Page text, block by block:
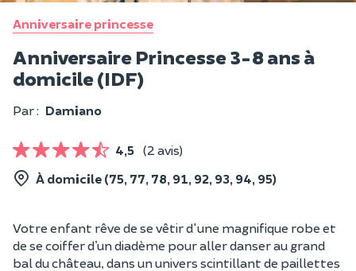
Anniversaire princesse
Anniversaire Princesse 3-8 ans à
domicile (IDF)
Par : Damiano
4,5 (2 avis)
À domicile (75, 77, 78, 91, 92, 93, 94, 95)
Votre enfant rêve de se vêtir d'une magnifique robe et
de se coiffer d’un diadème pour aller danser au grand
bal du château, dans un univers scintillant de paillettes